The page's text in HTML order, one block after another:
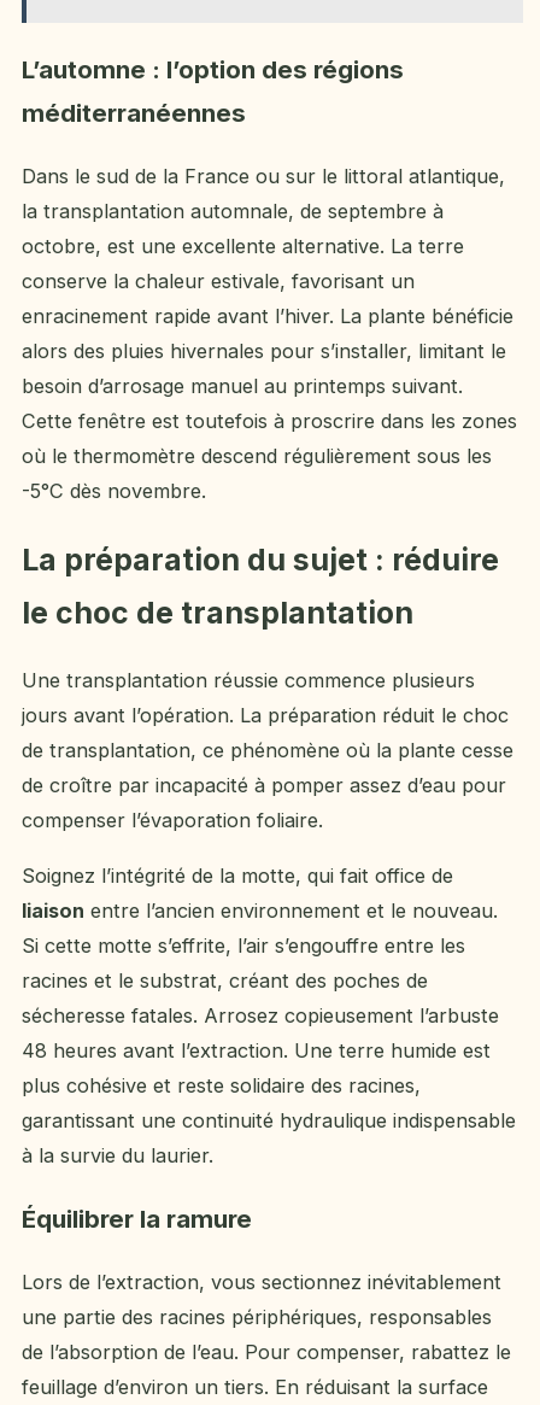
L’automne : l’option des régions
méditerranéennes
Dans le sud de la France ou sur le littoral atlantique,
la transplantation automnale, de septembre à
octobre, est une excellente alternative. La terre
conserve la chaleur estivale, favorisant un
enracinement rapide avant l’hiver. La plante bénéficie
alors des pluies hivernales pour s’installer, limitant le
besoin d’arrosage manuel au printemps suivant.
Cette fenêtre est toutefois à proscrire dans les zones
où le thermomètre descend régulièrement sous les
-5°C dès novembre.
La préparation du sujet : réduire
le choc de transplantation
Une transplantation réussie commence plusieurs
jours avant l’opération. La préparation réduit le choc
de transplantation, ce phénomène où la plante cesse
de croître par incapacité à pomper assez d’eau pour
compenser l’évaporation foliaire.
Soignez l’intégrité de la motte, qui fait office de
liaison entre l’ancien environnement et le nouveau.
Si cette motte s’effrite, l’air s’engouffre entre les
racines et le substrat, créant des poches de
sécheresse fatales. Arrosez copieusement l’arbuste
48 heures avant l’extraction. Une terre humide est
plus cohésive et reste solidaire des racines,
garantissant une continuité hydraulique indispensable
à la survie du laurier.
Équilibrer la ramure
Lors de l’extraction, vous sectionnez inévitablement
une partie des racines périphériques, responsables
de l’absorption de l’eau. Pour compenser, rabattez le
feuillage d’environ un tiers. En réduisant la surface